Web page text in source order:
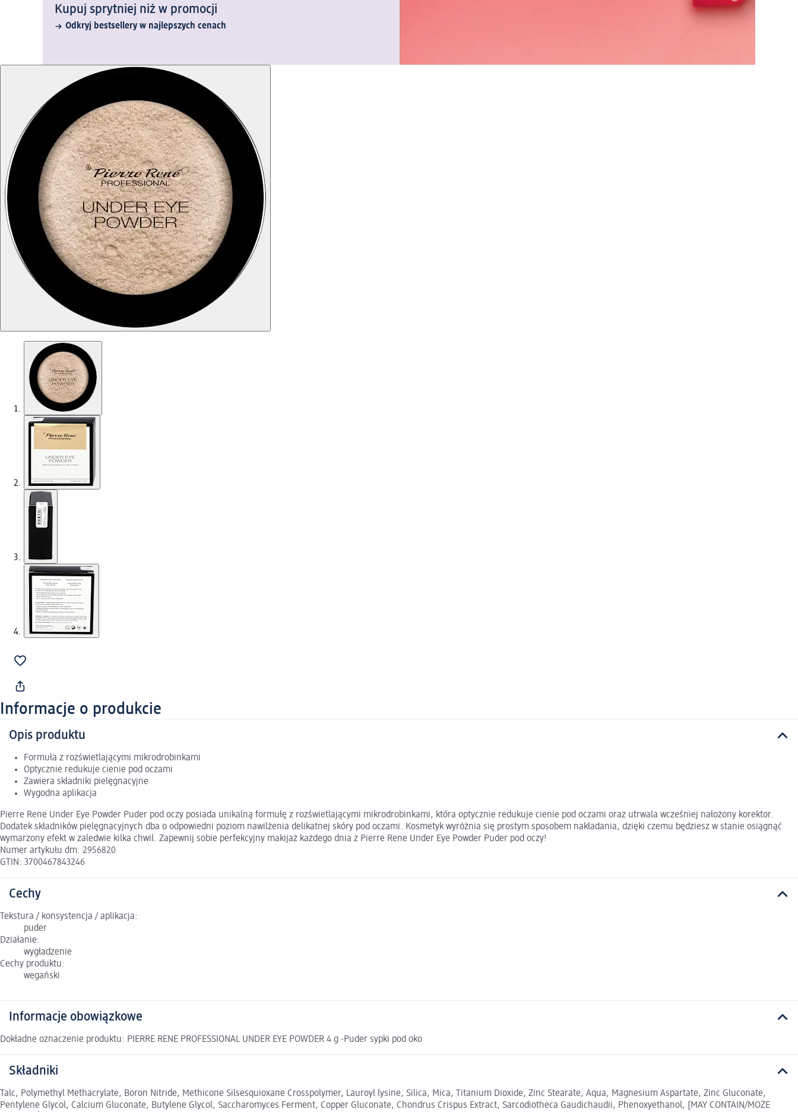
Kupuj sprytniej niż w promocji
Odkryj bestsellery w najlepszych cenach
Informacje o produkcie
Opis produktu
Formuła z rozświetlającymi mikrodrobinkami
Optycznie redukuje cienie pod oczami
Zawiera składniki pielęgnacyjne
Wygodna aplikacja
Pierre Rene Under Eye Powder Puder pod oczy posiada unikalną formułę z rozświetlającymi mikrodrobinkami, która optycznie redukuje cienie pod oczami oraz utrwala wcześniej nałożony korektor.
Dodatek składników pielęgnacyjnych dba o odpowiedni poziom nawilżenia delikatnej skóry pod oczami. Kosmetyk wyróżnia się prostym sposobem nakładania, dzięki czemu będziesz w stanie osiągnąć
wymarzony efekt w zaledwie kilka chwil. Zapewnij sobie perfekcyjny makijaż każdego dnia z Pierre Rene Under Eye Powder Puder pod oczy!
Numer artykułu dm: 2956820
GTIN: 3700467843246
Cechy
Tekstura / konsystencja / aplikacja:
puder
Działanie:
wygładzenie
Cechy produktu:
wegański
Informacje obowiązkowe
Dokładne oznaczenie produktu: PIERRE RENE PROFESSIONAL UNDER EYE POWDER 4 g -Puder sypki pod oko
Składniki
Talc, Polymethyl Methacrylate, Boron Nitride, Methicone Silsesquioxane Crosspolymer, Lauroyl lysine, Silica, Mica, Titanium Dioxide, Zinc Stearate, Aqua, Magnesium Aspartate, Zinc Gluconate,
Pentylene Glycol, Calcium Gluconate, Butylene Glycol, Saccharomyces Ferment, Copper Gluconate, Chondrus Crispus Extract, Sarcodiotheca Gaudichaudii, Phenoxyethanol, [MAY CONTAIN/MOŻE